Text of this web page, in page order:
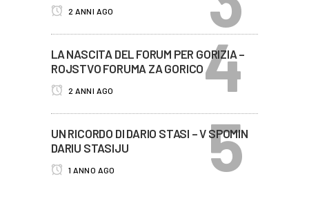
2 ANNI AGO
LA NASCITA DEL FORUM PER GORIZIA –
ROJSTVO FORUMA ZA GORICO
2 ANNI AGO
UN RICORDO DI DARIO STASI – V SPOMIN
DARIU STASIJU
1 ANNO AGO